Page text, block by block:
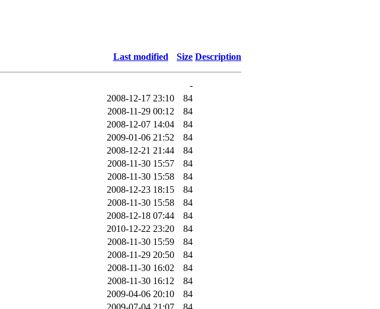
Last modified Size Description
-
2008-12-17 23:10
84
2008-11-29 00:12
84
2008-12-07 14:04
84
2009-01-06 21:52
84
2008-12-21 21:44
84
2008-11-30 15:57
84
2008-11-30 15:58
84
2008-12-23 18:15
84
2008-11-30 15:58
84
2008-12-18 07:44
84
2010-12-22 23:20
84
2008-11-30 15:59
84
2008-11-29 20:50
84
2008-11-30 16:02
84
2008-11-30 16:12
84
2009-04-06 20:10
84
2009-07-04 21:07
84